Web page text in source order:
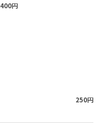
400円
250円